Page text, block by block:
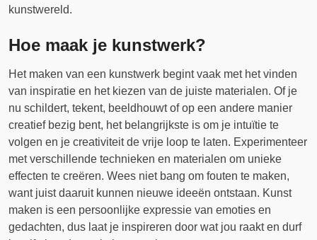
kunstwereld.
Hoe maak je kunstwerk?
Het maken van een kunstwerk begint vaak met het vinden
van inspiratie en het kiezen van de juiste materialen. Of je
nu schildert, tekent, beeldhouwt of op een andere manier
creatief bezig bent, het belangrijkste is om je intuïtie te
volgen en je creativiteit de vrije loop te laten. Experimenteer
met verschillende technieken en materialen om unieke
effecten te creëren. Wees niet bang om fouten te maken,
want juist daaruit kunnen nieuwe ideeën ontstaan. Kunst
maken is een persoonlijke expressie van emoties en
gedachten, dus laat je inspireren door wat jou raakt en durf